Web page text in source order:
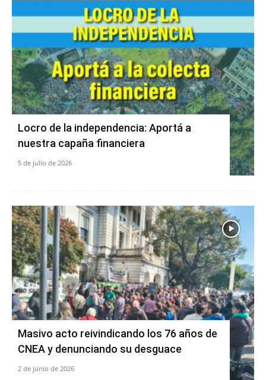
Locro de la independencia: Aportá a
nuestra capaña financiera
5 de julio de 2026
Masivo acto reivindicando los 76 años de
CNEA y denunciando su desguace
2 de junio de 2026